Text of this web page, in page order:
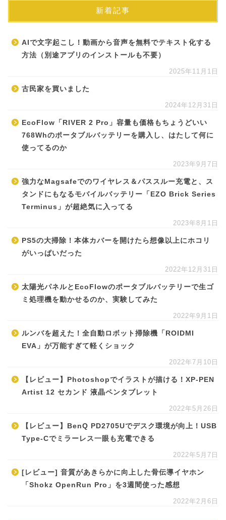
新着記事
AIで文字起こし！動画から音声を無料でテキスト化する
方法（別途アプリのインストールも不要）
2025年11月1日
古民家を買いました
2024年12月31日
EcoFlow「RIVER 2 Pro」容量も価格もちょうどいい
768Whのポータブルバッテリーを購入し、はたして何に
使ってるのか
2023年9月7日
強力なMagsafeでのワイヤレス＆パススルー充電と、ス
タンドにもなるモバイルバッテリー「EZO Brick Series
Terminus」が超絶気に入ってる
2023年8月1日
PS5の大掃除！本体カバーを開けたら想像以上にホコリ
がいっぱいだった
2022年12月31日
太陽光パネルとEcoFlowのポータブルバッテリーで生ゴ
ミ処理機を動かせるのか、実験してみた
2022年9月1日
ルンバを超えた！全自動ロボット掃除機「ROIDMI
EVA」が万能すぎて軽くショック
2022年7月10日
【レビュー】Photoshopでイラストが描ける！XP-PEN
Artist 12 セカンド 液晶ペンタブレット
2022年5月26日
【レビュー】BenQ PD2705Uでデスク環境が向上！USB
Type-Cでミラーレス一眼も充電できる
2022年5月7日
[レビュー] 音質があきらかに向上した骨伝導イヤホン
「Shokz OpenRun Pro」を3週間使った感想
2022年2月6日